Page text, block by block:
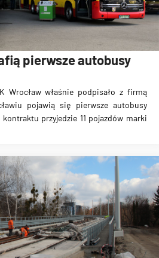
pierwsze autobusy
Wrocław właśnie podpisało z firmą
pojawią się pierwsze autobusy
kontraktu przyjedzie 11 pojazdów marki